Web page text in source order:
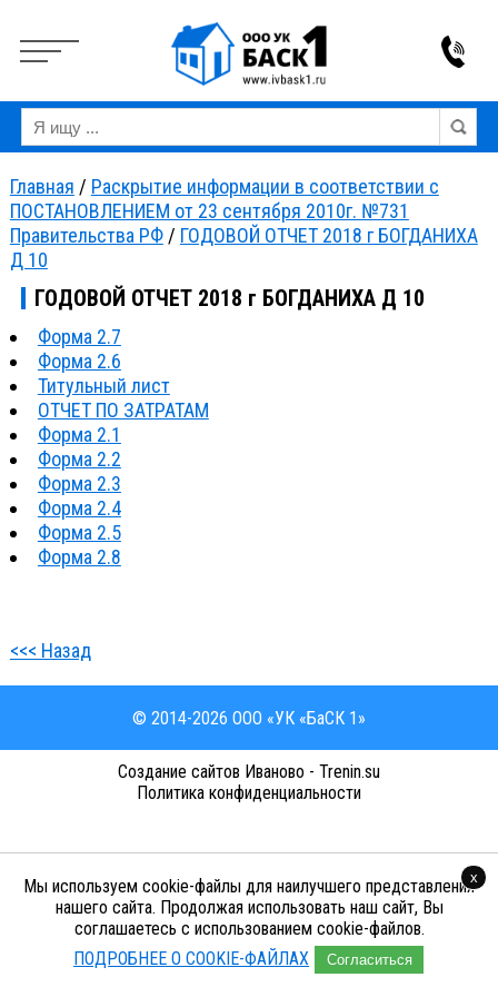
Версия для слабовидящих: Вкл Изображения: Выкл
Главная / Раскрытие информации в соответствии с
ПОСТАНОВЛЕНИЕМ от 23 сентября 2010г. №731
Правительства РФ/ ГОДОВОЙ ОТЧЕТ 2018 г БОГДАНИХА
Д 10
ГОДОВОЙ ОТЧЕТ 2018 г БОГДАНИХА Д 10
Форма 2.7
Форма 2.6
Титульный лист
ОТЧЕТ ПО ЗАТРАТАМ
Форма 2.1
Форма 2.2
Форма 2.3
Форма 2.4
Форма 2.5
Форма 2.8
<<< Назад
© 2014-2026 ООО «УК «БаСК 1»
Cоздание сайтов Иваново - Trenin.su
Политика конфиденциальности
Мы используем cookie-файлы для наилучшего представления
нашего сайта. Продолжая использовать наш сайт, Вы
соглашаетесь с использованием cookie-файлов.
ПОДРОБНЕЕ О COOKIE-ФАЙЛАХ
Согласиться
x